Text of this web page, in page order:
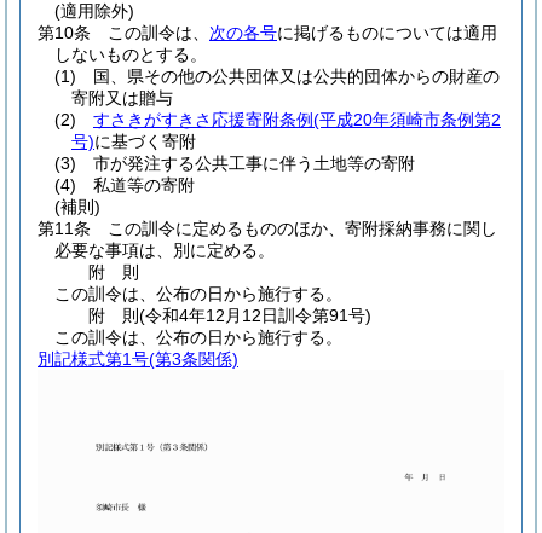
(適用除外)
第10条
この訓令は、 次の各号に掲げるものについては適用
しないものとする。
(1)
国、県その他の公共団体又は公共的団体からの財産の
寄附又は贈与
(2)
すさきがすきさ応援寄附条例(平成20年須崎市条例第2
号)に基づく寄附
(3)
市が発注する公共工事に伴う土地等の寄附
(4)
私道等の寄附
(補則)
第11条
この訓令に定めるもののほか、寄附採納事務に関し
必要な事項は、別に定める。
附 則
この訓令は、公布の日から施行する。
附 則(令和4年12月12日訓令第91号)
この訓令は、公布の日から施行する。
別記様式第1号(第3条関係)